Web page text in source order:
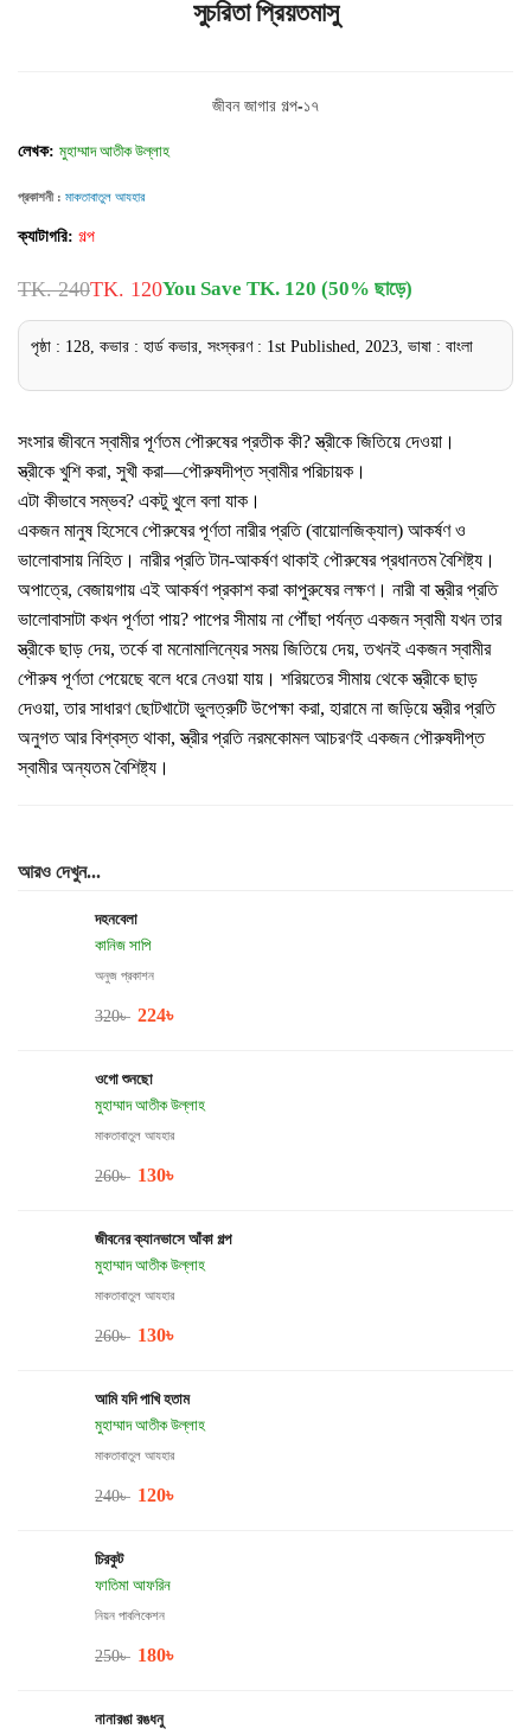
সুচরিতা প্রিয়তমাসু
জীবন জাগার গল্প-১৭
লেখক: মুহাম্মাদ আতীক উল্লাহ
প্রকাশনী : মাকতাবাতুল আযহার
ক্যাটাগরি: গল্প
TK. 240TK. 120You Save TK. 120 (50% ছাড়ে)
পৃষ্ঠা : 128, কভার : হার্ড কভার, সংস্করণ : 1st Published, 2023, ভাষা : বাংলা
সংসার জীবনে স্বামীর পূর্ণতম পৌরুষের প্রতীক কী? স্ত্রীকে জিতিয়ে দেওয়া।
স্ত্রীকে খুশি করা, সুখী করা—পৌরুষদীপ্ত স্বামীর পরিচায়ক।
এটা কীভাবে সম্ভব? একটু খুলে বলা যাক।
একজন মানুষ হিসেবে পৌরুষের পূর্ণতা নারীর প্রতি (বায়োলজিক্যাল) আকর্ষণ ও
ভালোবাসায় নিহিত। নারীর প্রতি টান-আকর্ষণ থাকাই পৌরুষের প্রধানতম বৈশিষ্ট্য।
অপাত্রে, বেজায়গায় এই আকর্ষণ প্রকাশ করা কাপুরুষের লক্ষণ। নারী বা স্ত্রীর প্রতি
ভালোবাসাটা কখন পূর্ণতা পায়? পাপের সীমায় না পৌঁছা পর্যন্ত একজন স্বামী যখন তার
স্ত্রীকে ছাড় দেয়, তর্কে বা মনোমালিন্যের সময় জিতিয়ে দেয়, তখনই একজন স্বামীর
পৌরুষ পূর্ণতা পেয়েছে বলে ধরে নেওয়া যায়। শরিয়তের সীমায় থেকে স্ত্রীকে ছাড়
দেওয়া, তার সাধারণ ছোটখাটো ভুলত্রুটি উপেক্ষা করা, হারামে না জড়িয়ে স্ত্রীর প্রতি
অনুগত আর বিশ্বস্ত থাকা, স্ত্রীর প্রতি নরমকোমল আচরণই একজন পৌরুষদীপ্ত
স্বামীর অন্যতম বৈশিষ্ট্য।
আরও দেখুন...
দহনবেলা
কানিজ সাপি
অনুজ প্রকাশন
320৳ 224৳
ওগো শুনছো
মুহাম্মাদ আতীক উল্লাহ
মাকতাবাতুল আযহার
260৳ 130৳
জীবনের ক্যানভাসে আঁকা গল্প
মুহাম্মাদ আতীক উল্লাহ
মাকতাবাতুল আযহার
260৳ 130৳
আমি যদি পাখি হতাম
মুহাম্মাদ আতীক উল্লাহ
মাকতাবাতুল আযহার
240৳ 120৳
চিরকুট
ফাতিমা আফরিন
নিয়ন পাবলিকেশন
250৳ 180৳
নানারঙা রঙধনু